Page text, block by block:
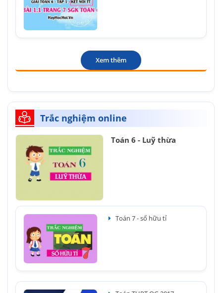
Xem thêm
Trắc nghiệm online
Toán 6 - Luỹ thừa
Toán 7 - số hữu tỉ